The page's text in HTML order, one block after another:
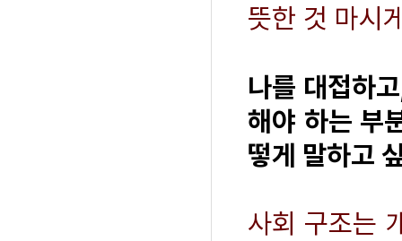
뜻한 것 마시
나를 대접하
해야 하는 부
떻게 말하고
사회 구조는